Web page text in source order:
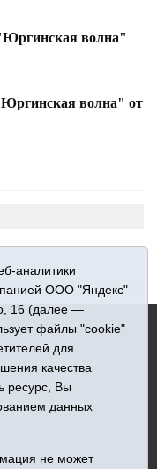
волна"
волна" от
Юргинского
77 - 66052 выдан
в сфере связи,
аналитики
ООО "Яндекс"
16 (далее —
файлы "cookie"
для
качества
ресурс, Вы
данных
не может